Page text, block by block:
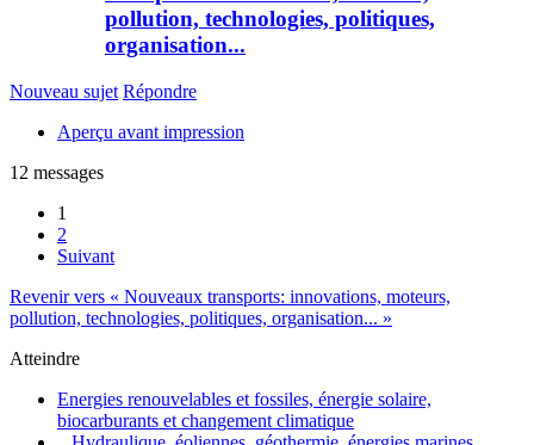
pollution, technologies, politiques,
organisation...
Nouveau sujet Répondre
Aperçu avant impression
12 messages
1
2
Suivant
Revenir vers « Nouveaux transports: innovations, moteurs,
pollution, technologies, politiques, organisation... »
Atteindre
Energies renouvelables et fossiles, énergie solaire,
biocarburants et changement climatique